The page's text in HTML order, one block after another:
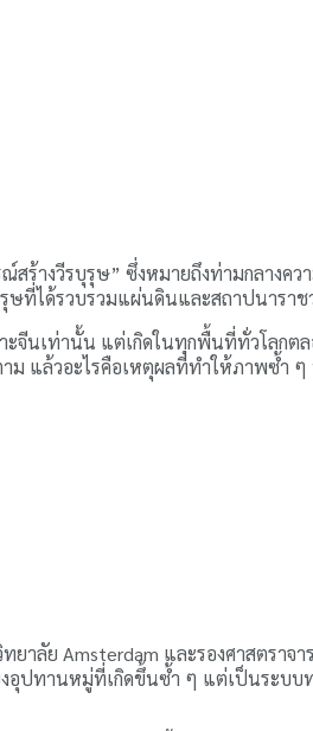
สร้างวีรบุรุษ” ซึ่งหมายถึงท่ามกลาง
ที่ได้รวบรวมแผ่นดินและสถาปนาราช
จีนเท่านั้น แต่เกิดในทุกพื้นที่ทั่วโลกตล
ม แล้วอะไรคือเหตุผลที่ทำให้ภาพซ้ำ
ยาลัย Amsterdam และรองศาสตรา
ปทานหมู่ที่เกิดขึ้นซ้ำ ๆ แต่เป็นระบบ